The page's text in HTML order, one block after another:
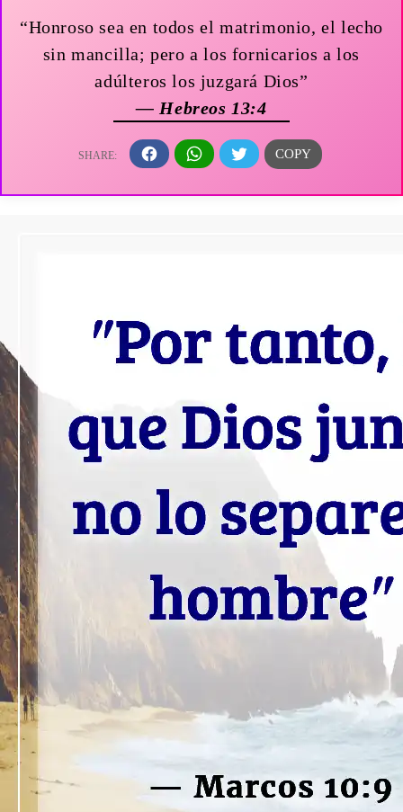
“Honroso sea en todos el matrimonio, el lecho
sin mancilla; pero a los fornicarios a los
adúlteros los juzgará Dios”
— Hebreos 13:4